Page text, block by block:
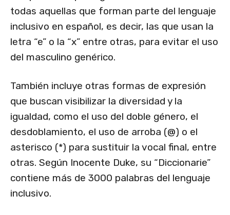
todas aquellas que forman parte del lenguaje
inclusivo en español, es decir, las que usan la
letra “e” o la “x” entre otras, para evitar el uso
del masculino genérico.
También incluye otras formas de expresión
que buscan visibilizar la diversidad y la
igualdad, como el uso del doble género, el
desdoblamiento, el uso de arroba (@) o el
asterisco (*) para sustituir la vocal final, entre
otras. Según Inocente Duke, su “Diccionarie”
contiene más de 3000 palabras del lenguaje
inclusivo.